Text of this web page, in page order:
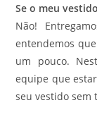
Se o meu
Não!
entendemos
um pouco.
equipe que
seu vestido sem